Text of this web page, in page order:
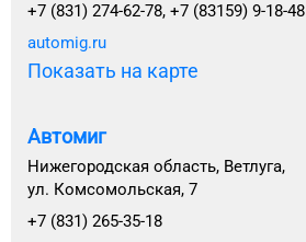
+7 (831) 274-62-78, +7 (83159) 9-18-48
automig.ru
Показать на карте
Автомиг
Нижегородская область, Ветлуга,
ул. Комсомольская, 7
+7 (831) 265-35-18